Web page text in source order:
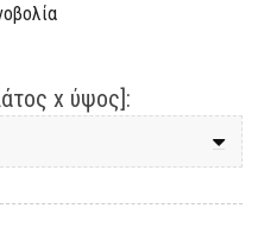
x ύψος]: